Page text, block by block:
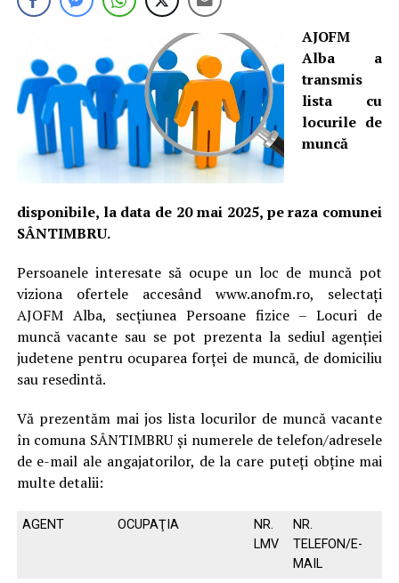
AJOFM
Alba a
transmis
lista cu
locurile de
muncă
disponibile, la data de 20 mai 2025, pe raza comunei
SÂNTIMBRU.
Persoanele interesate să ocupe un loc de muncă pot
viziona ofertele accesând www.anofm.ro, selectați
AJOFM Alba, secțiunea Persoane fizice – Locuri de
muncă vacante sau se pot prezenta la sediul agenției
judetene pentru ocuparea forței de muncă, de domiciliu
sau resedintă.
Vă prezentăm mai jos lista locurilor de muncă vacante
în comuna SÂNTIMBRU și numerele de telefon/adresele
de e-mail ale angajatorilor, de la care puteți obține mai
multe detalii:
AGENT OCUPAŢIA
NR.
LMV
NR.
TELEFON/E-
MAIL